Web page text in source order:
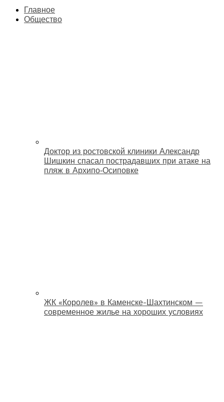
Главное
Общество
Доктор из ростовской клиники Александр
Шишкин спасал пострадавших при атаке на
пляж в Архипо‑Осиповке
ЖК «Королев» в Каменске-Шахтинском —
современное жилье на хороших условиях